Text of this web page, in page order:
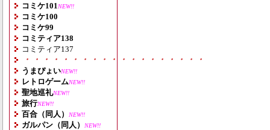
コミケ101 NEW!!
コミケ100
コミケ99
コミティア138
コミティア137
・・・・・・・・・・・・・・・・・・・
うまぴょいNEW!!
レトロゲームNEW!!
聖地巡礼NEW!!
旅行NEW!!
百合（同人） NEW!!
ガルパン（同人） NEW!!